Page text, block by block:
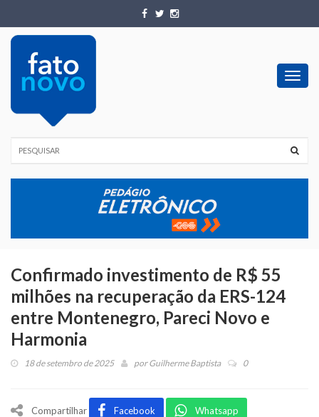
Confirmado investimento de R$ 55
milhões na recuperação da ERS-124
entre Montenegro, Pareci Novo e
Harmonia
18 de setembro de 2025 porGuilherme Baptista 0
Compartilhar Facebook Whatsapp